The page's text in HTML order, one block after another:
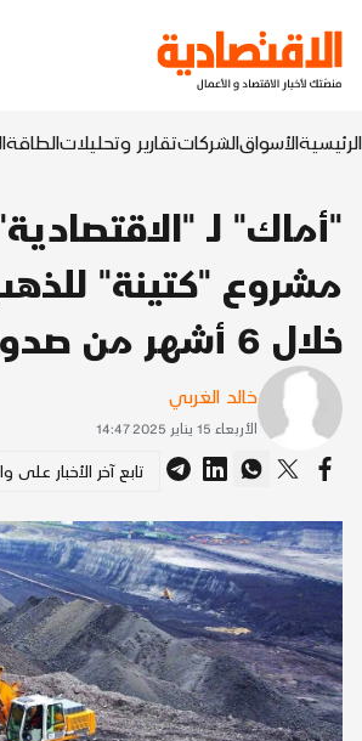
الرئيسيةالأسواقالشركاتتقارير وتحليلاتالطاقة
"أماك" لـ
مشروع "كتينة"
خلال 6 أشهر من صدور الرخصة
خالد الغربي
الأربعاء 15 يناير 2025 14:47
تابع آخر الأخبار على